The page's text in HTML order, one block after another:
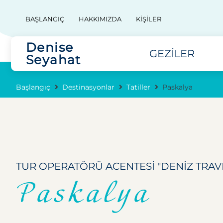
BAŞLANGIÇ HAKKIMIZDA KIŞILER
Denise
Seyahat
GEZILER
Başlangıç Destinasyonlar Tatiller Paskalya
TUR OPERATÖRÜ ACENTESI "DENIZ
Paskalya